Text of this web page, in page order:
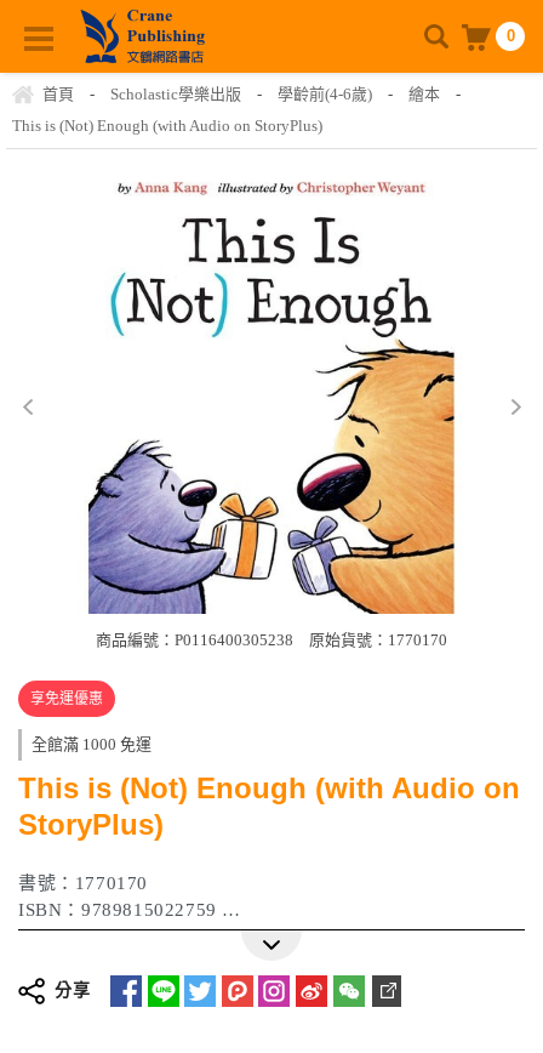
0
首頁 - Scholastic學樂出版 - 學齡前(4-6歲) - 繪本
-
This is (Not) Enough (with Audio on StoryPlus)
商品編號：P0116400305238 原始貨號：1770170
享免運優惠
全館滿 1000 免運
This is (Not) Enough (with Audio on
StoryPlus)
書號：1770170
ISBN：9789815022759
作者：Anna Kang , Christopher Weyant
分享